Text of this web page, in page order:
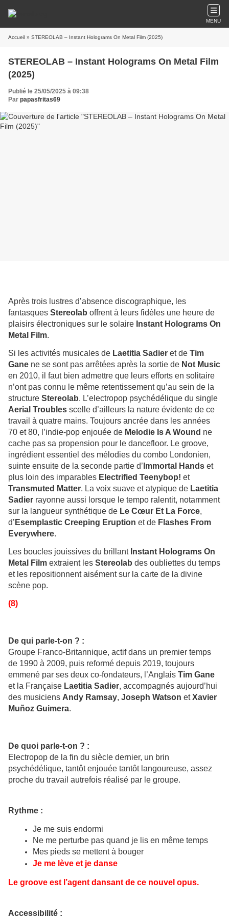
MENU
Accueil » STEREOLAB – Instant Holograms On Metal Film (2025)
STEREOLAB – Instant Holograms On Metal Film
(2025)
Publié le 25/05/2025 à 09:38
Par papasfritas69
Après trois lustres d’absence discographique, les
fantasques Stereolab offrent à leurs fidèles une heure de
plaisirs électroniques sur le solaire Instant Holograms On
Metal Film.
Si les activités musicales de Laetitia Sadier et de Tim
Gane ne se sont pas arrêtées après la sortie de Not Music
en 2010, il faut bien admettre que leurs efforts en solitaire
n’ont pas connu le même retentissement qu’au sein de la
structure Stereolab. L’electropop psychédélique du single
Aerial Troubles scelle d’ailleurs la nature évidente de ce
travail à quatre mains. Toujours ancrée dans les années
70 et 80, l’indie-pop enjouée de Melodie Is A Wound ne
cache pas sa propension pour le dancefloor. Le groove,
ingrédient essentiel des mélodies du combo Londonien,
suinte ensuite de la seconde partie d’ Immortal Hands et
plus loin des imparables Electrified Teenybop! et
Transmuted Matter. La voix suave et atypique de Laetitia
Sadier rayonne aussi lorsque le tempo ralentit, notamment
sur la langueur synthétique de Le Cœur Et La Force,
d’ Esemplastic Creeping Eruption et de Flashes From
Everywhere.
Les boucles jouissives du brillant Instant Holograms On
Metal Film extraient les Stereolab des oubliettes du temps
et les repositionnent aisément sur la carte de la divine
scène pop.
(8)
De qui parle-t-on ? :
Groupe Franco-Britannique, actif dans un premier temps
de 1990 à 2009, puis reformé depuis 2019, toujours
emmené par ses deux co-fondateurs, l’Anglais Tim Gane
et la Française Laetitia Sadier, accompagnés aujourd’hui
des musiciens Andy Ramsay, Joseph Watson etXavier
Muñoz Guimera.
De quoi parle-t-on ? :
Electropop de la fin du siècle dernier, un brin
psychédélique, tantôt enjouée tantôt langoureuse, assez
proche du travail autrefois réalisé par le groupe.
Rythme :
Je me suis endormi
Ne me perturbe pas quand je lis en même temps
Mes pieds se mettent à bouger
Je me lève et je danse
Le groove est l’agent dansant de ce nouvel opus.
Accessibilité :